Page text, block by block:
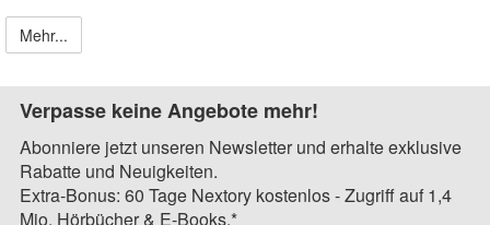
Mehr...
Verpasse keine Angebote mehr!
Abonniere jetzt unseren Newsletter und erhalte exklusive
Rabatte und Neuigkeiten.
Extra-Bonus: 60 Tage Nextory kostenlos - Zugriff auf 1,4
Mio. Hörbücher & E-Books.*